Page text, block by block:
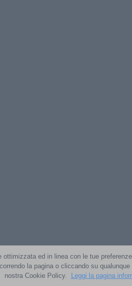
ottimizzata ed in linea con le tue
la pagina o cliccando su
nostra Cookie Policy.
Leggi la pagina